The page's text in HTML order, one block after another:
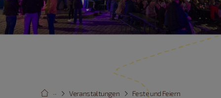
Feste und Feiern
Veranstaltungen
···